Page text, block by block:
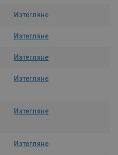
Изтегляне
Изтегляне
Изтегляне
Изтегляне
Изтегляне
Изтегляне